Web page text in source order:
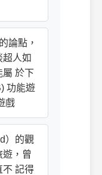
論點，
超人如
屬 於下
功能遊
戲
）的觀
，曾
不 記得